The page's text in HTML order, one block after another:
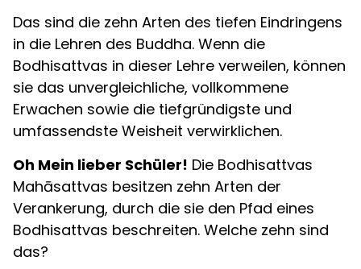
Das sind die zehn Arten des tiefen Eindringens
in die Lehren des Buddha. Wenn die
Bodhisattvas in dieser Lehre verweilen, können
sie das unvergleichliche, vollkommene
Erwachen sowie die tiefgründigste und
umfassendste Weisheit verwirklichen.
Oh Mein lieber Schüler! Die Bodhisattvas
Mahāsattvas besitzen zehn Arten der
Verankerung, durch die sie den Pfad eines
Bodhisattvas beschreiten. Welche zehn sind
das?